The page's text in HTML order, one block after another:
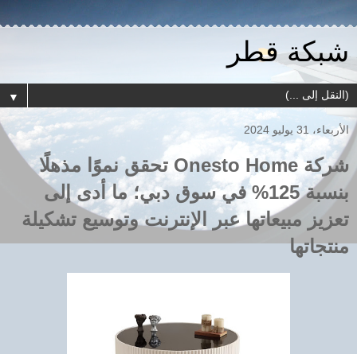
شبكة قطر
▼
الأربعاء، 31 يوليو 2024
شركة Onesto Home تحقق نموًا مذهلًا
بنسبة 125% في سوق دبي؛ ما أدى إلى
تعزيز مبيعاتها عبر الإنترنت وتوسيع تشكيلة
منتجاتها